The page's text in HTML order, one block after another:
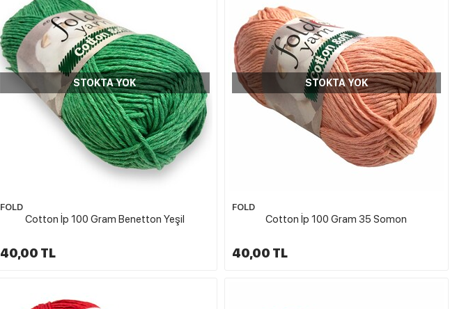
STOKTA YOK
FOLD
Cotton İp 100 Gram Benetton Yeşil
40,00 TL
STOKTA YOK
FOLD
Cotton İp 100 Gram 35 Somon
40,00 TL